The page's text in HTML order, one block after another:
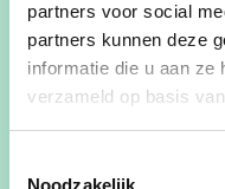
partners voor social
partners kunnen deze
informatie die u aan ze
verzameld op basis
Noodzakelijk
Het lokaal loket
en Ham is vanaf
operationeel en is
https://